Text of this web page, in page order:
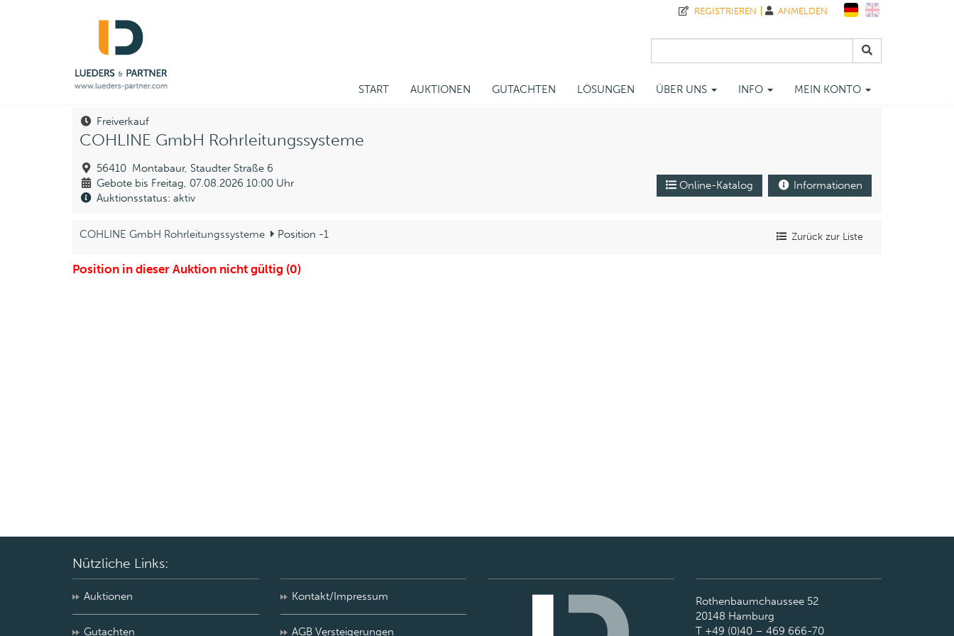
START AUKTIONEN GUTACHTEN LÖSUNGEN ÜBER UNS INFO MEIN KONTO
REGISTRIEREN ANMELDEN
Freiverkauf
COHLINE GmbH Rohrleitungssysteme
56410 Montabaur, Staudter Straße 6
Gebote bis Freitag, 07.08.2026 10:00 Uhr
Auktionsstatus: aktiv
Online-Katalog Informationen
COHLINE GmbH Rohrleitungssysteme Position -1 Zurück zur Liste
Position in dieser Auktion nicht gültig (0)
Nützliche Links:
Auktionen
Gutachten
Kontakt/Impressum
AGB Versteigerungen
Rothenbaumchaussee 52
20148 Hamburg
T +49 (0)40 – 469 666-70